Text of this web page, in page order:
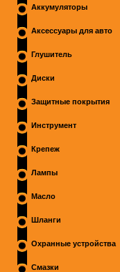
Аккумуляторы
Аксессуары для авто
Глушитель
Диски
Защитные покрытия
Инструмент
Крепеж
Лампы
Масло
Шланги
Охранные устройства
Смазки